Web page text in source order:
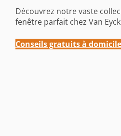
Découvrez notre vaste
fenêtre parfait chez Van
Conseils gratuits à domicile